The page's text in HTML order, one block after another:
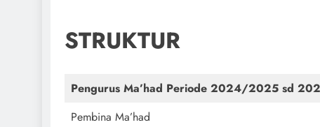
STRUKTUR
Pengurus Ma’had Periode 2024/2025 sd
Pembina Ma’had